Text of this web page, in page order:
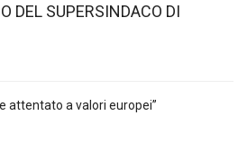
DEL SUPERSINDACO DI
attentato a valori europei”